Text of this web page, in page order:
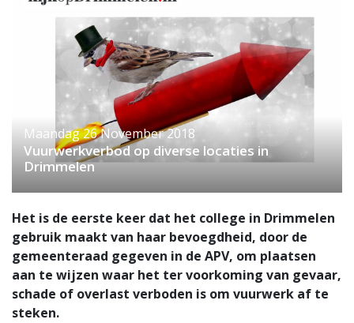
Maandag 26 November 2018
Vuurwerkverbod op diverse locaties in
Drimmelen
Het is de eerste keer dat het college in Drimmelen
gebruik maakt van haar bevoegdheid, door de
gemeenteraad gegeven in de APV, om plaatsen
aan te wijzen waar het ter voorkoming van gevaar,
schade of overlast verboden is om vuurwerk af te
steken.